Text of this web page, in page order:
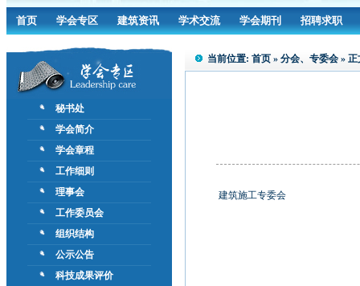
首页 学会专区 建筑资讯 学术交流 学会期刊 招聘求职
秘书处
学会简介
学会章程
工作细则
理事会
工作委员会
组织结构
公示公告
科技成果评价
当前位置: 首页 » 分会、专委会 » 正
建筑施工专委会